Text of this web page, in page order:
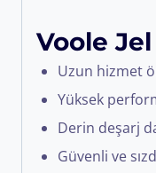
Voole
Uzun hizmet
Yüksek
Derin deşarj
Güvenli ve